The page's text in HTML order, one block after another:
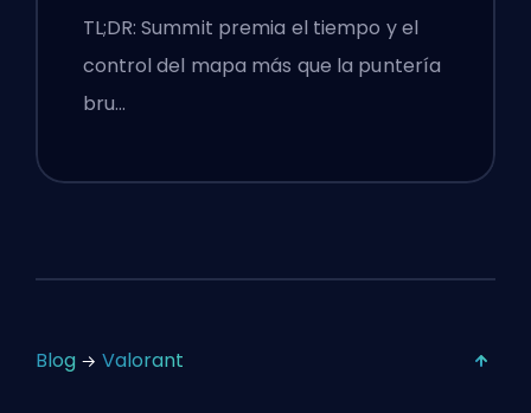
Llamadas y Humos
TL;DR: Summit premia el tiempo y el
control del mapa más que la puntería
bru…
Blog Valorant